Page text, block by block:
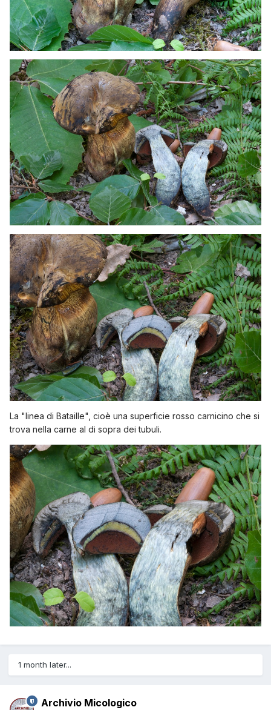
La "linea di Bataille", cioè una superficie rosso carnicino che si
trova nella carne al di sopra dei tubuli.
1 month later...
Archivio Micologico